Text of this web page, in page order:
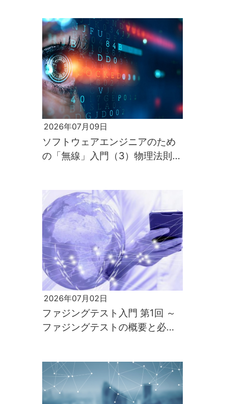
2026年07月09日
ソフトウェアエンジニアのため
の「無線」入門（3）物理法則が
2026年07月02日
ファジングテスト入門 第1回 ～
ファジングテストの概要と必要